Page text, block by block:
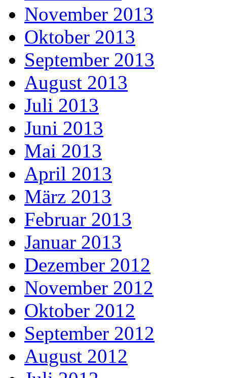
November 2013
Oktober 2013
September 2013
August 2013
Juli 2013
Juni 2013
Mai 2013
April 2013
März 2013
Februar 2013
Januar 2013
Dezember 2012
November 2012
Oktober 2012
September 2012
August 2012